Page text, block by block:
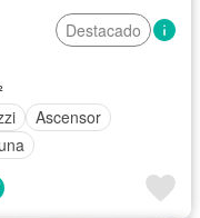
Destacado
Ascensor